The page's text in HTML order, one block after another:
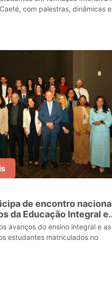
com palestras, dinâmicas e
de encontro
da Educação Integral
avanços do ensino integral e as
estudantes matriculados no